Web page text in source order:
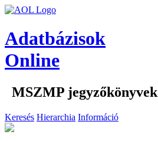
Adatbázisok
Online
MSZMP jegyzőkönyvek
Keresés Hierarchia Információ